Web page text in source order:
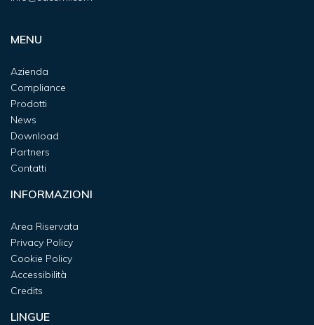
MENU
Azienda
Compliance
Prodotti
News
Download
Partners
Contatti
INFORMAZIONI
Area Riservata
Privacy Policy
Cookie Policy
Accessibilità
Credits
LINGUE